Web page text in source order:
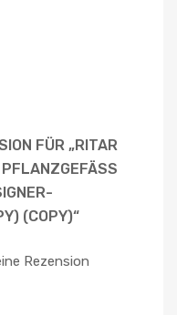
FÜR „RITAR
FÜ
PF
(COPY)“
Rezension